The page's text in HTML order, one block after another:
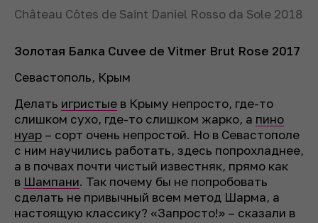
Château Côtes de Saint Daniel Rosso da Sole 2018
Золотая Балка Cuvee de Vitmer Brut Rose 2017
Севастополь, Крым
Делать игристые в Крыму непросто, где-то
слишком сухо, где-то слишком жарко, а пино
нуар – сорт очень непростой. Но в Севастополе
с ним научились работать, здесь попрохладнее,
а в почвах почти чистый известняк, прямо как
в Шампани. Так почему бы не попробовать
сделать не привычный всем метод Шарма, а
настоящую классику? «Запросто!» – сказали в